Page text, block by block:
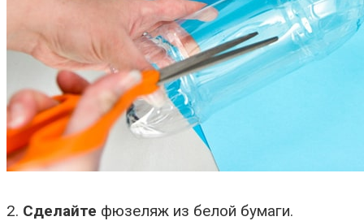
2. Сделайте фюзеляж из белой бумаги.